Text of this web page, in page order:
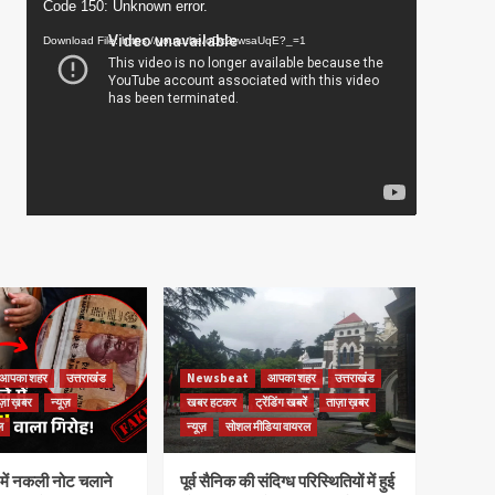
Video
Player
Code 150: Unknown error.
Download File: https://youtu.be/oDc2zwsaUqE?_=1
आपका शहर
उत्तराखंड
ख़बर
न्यूज़
नकली नोट चलाने
Newsbeat आपका शहर
उत्तराखंड
खबर हटकर
ट्रेंडिंग खबरें
ताज़ा ख़बर
न्यूज़
सोशल मीडिया वायरल
पूर्व सैनिक की संदिग्ध परिस्थितियों में हुई